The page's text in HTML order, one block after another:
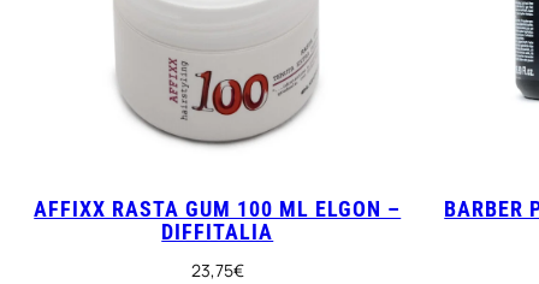
AFFIXX RASTA GUM 100 ML ELGON –
DIFFITALIA
23,75€
BARBER